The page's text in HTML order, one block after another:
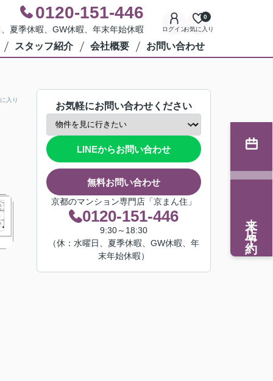
0120-151-446
夏季休暇、GW休暇、年末年始休暇 ログインお気に入り
0
スタッフ紹介 会社概要 お問い合わせ
入り
お気軽にお問い合わせください
LINEからお問い合わせ
無料お問い合わせ
京都のマンション専門店「京まん住」
0120-151-446
9:30～18:30
（休：水曜日、夏季休暇、GW休暇、年
末年始休暇）
来店予約